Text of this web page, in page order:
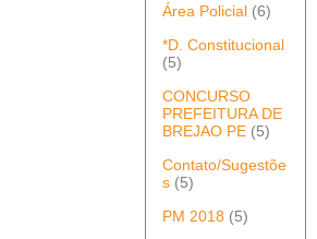
Área Policial (6)
*D. Constitucional
(5)
CONCURSO
PREFEITURA DE
BREJAO PE (5)
Contato/Sugestõe
s (5)
PM 2018 (5)